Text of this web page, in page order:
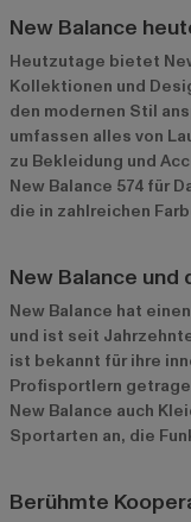
New Balance
Heutzutage bietet
Kollektionen und
den modernen Stil
umfassen alles von
zu Bekleidung und
New Balance 574 für
die in zahlreichen
New Balance
New Balance hat
und ist seit
ist bekannt für ihre
Profisportlern
New Balance auch
Sportarten an, die
Berühmte